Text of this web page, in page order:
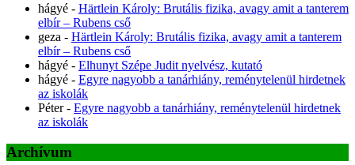
hágyé - Härtlein Károly: Brutális fizika, avagy amit a tanterem
elbír – Rubens cső
geza - Härtlein Károly: Brutális fizika, avagy amit a tanterem
elbír – Rubens cső
hágyé - Elhunyt Szépe Judit nyelvész, kutató
hágyé - Egyre nagyobb a tanárhiány, reménytelenül hirdetnek
az iskolák
Péter- Egyre nagyobb a tanárhiány, reménytelenül hirdetnek
az iskolák
Archívum